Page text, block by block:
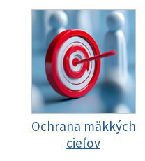
Ochrana mäkkých
cieľov